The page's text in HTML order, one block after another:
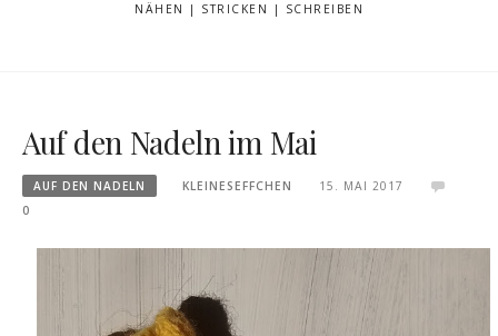
NÄHEN | STRICKEN | SCHREIBEN
Auf den Nadeln im Mai
AUF DEN NADELN KLEINESEFFCHEN
15. MAI 2017
0